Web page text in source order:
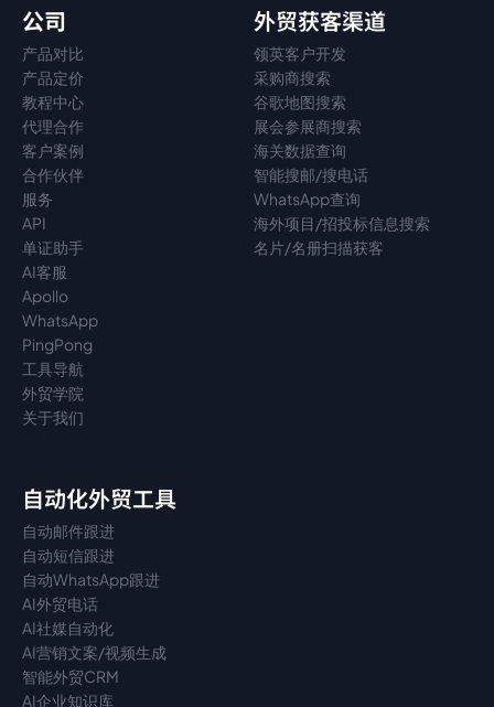
公司
产品对比
产品定价
教程中心
代理合作
客户案例
合作伙伴
服务
API
单证助手
AI客服
Apollo
WhatsApp
PingPong
工具导航
外贸学院
关于我们
外贸获客渠道
领英客户开发
采购商搜索
谷歌地图搜索
展会参展商搜索
海关数据查询
智能搜邮/搜电话
WhatsApp查询
海外项目/招投标信息搜索
名片/名册扫描获客
自动化外贸工具
自动邮件跟进
自动短信跟进
自动WhatsApp跟进
AI外贸电话
AI社媒自动化
AI营销文案/视频生成
智能外贸CRM
AI企业知识库